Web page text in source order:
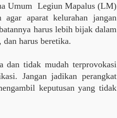
Umum Legiun Mapalus (LM)
agar aparat kelurahan jangan
harus lebih bijak dalam
harus beretika.
dan tidak mudah terprovokasi
Jangan jadikan perangkat
keputusan yang tidak